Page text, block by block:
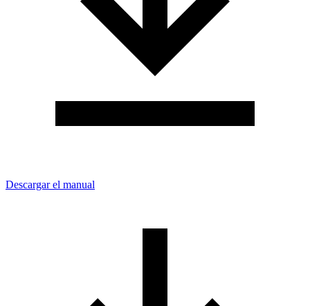
Descargar el manual